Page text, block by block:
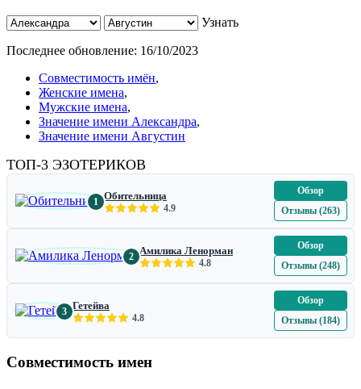
Узнать
Последнее обновление: 16/10/2023
Совместимость имён,
Женские имена,
Мужские имена,
Значение имени Александра,
Значение имени Августин
ТОП-3 ЭЗОТЕРИКОВ
1 Обительница
4.9
Обзор
Отзывы (263)
2 Амилика Ленорман
4.8
Обзор
Отзывы (248)
3 Гетейва
4.8
Обзор
Отзывы (184)
Совместимость имен